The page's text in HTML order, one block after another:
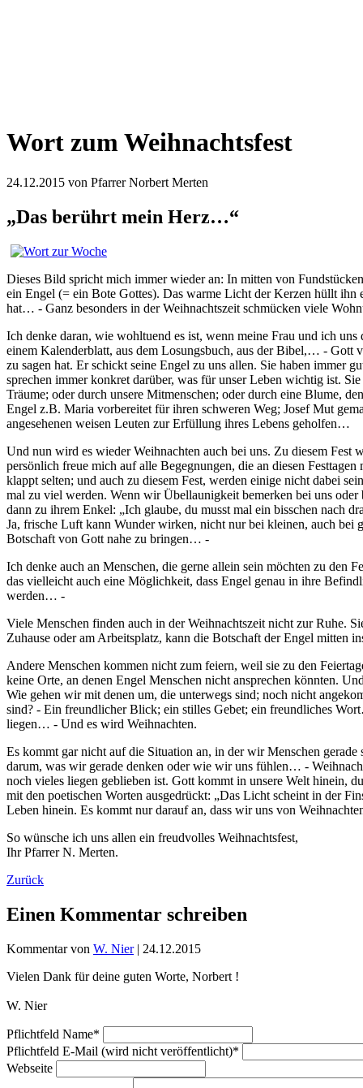
Wort zum Weihnachtsfest
24.12.2015 von Pfarrer Norbert Merten
„Das berührt mein Herz…“
Dieses Bild spricht mich immer wieder an: In mitten von
ein Engel (= ein Bote Gottes). Das warme Licht der Kerzen hüllt ihn
hat… - Ganz besonders in der Weihnachtszeit schmücken viele
Ich denke daran, wie wohltuend es ist, wenn meine Frau und ich
einem Kalenderblatt, aus dem Losungsbuch, aus der Bibel,… - Gott
zu sagen hat. Er schickt seine Engel zu uns allen. Sie haben immer
sprechen immer konkret darüber, was für unser Leben wichtig ist.
Träume; oder durch unsere Mitmenschen; oder durch eine Blume,
Engel z.B. Maria vorbereitet für ihren schweren Weg; Josef Mut
angesehenen weisen Leuten zur Erfüllung ihres Lebens geholfen…
Und nun wird es wieder Weihnachten auch bei uns. Zu diesem Fest
persönlich freue mich auf alle Begegnungen, die an diesen
klappt selten; und auch zu diesem Fest, werden einige nicht dabei
mal zu viel werden. Wenn wir Übellaunigkeit bemerken bei uns
dann zu ihrem Enkel: „Ich glaube, du musst mal ein bisschen nach
Ja, frische Luft kann Wunder wirken, nicht nur bei kleinen, auch bei
Botschaft von Gott nahe zu bringen… -
Ich denke auch an Menschen, die gerne allein sein möchten zu den
das vielleicht auch eine Möglichkeit, dass Engel genau in ihre
werden… -
Viele Menschen finden auch in der Weihnachtszeit nicht zur Ruhe.
Zuhause oder am Arbeitsplatz, kann die Botschaft der Engel mitten
Andere Menschen kommen nicht zum feiern, weil sie zu den
keine Orte, an denen Engel Menschen nicht ansprechen könnten.
Wie gehen wir mit denen um, die unterwegs sind; noch nicht
sind? - Ein freundlicher Blick; ein stilles Gebet; ein freundliches
liegen… - Und es wird Weihnachten.
Es kommt gar nicht auf die Situation an, in der wir Menschen
darum, was wir gerade denken oder wie wir uns fühlen… -
noch vieles liegen geblieben ist. Gott kommt in unsere Welt hinein,
mit den poetischen Worten ausgedrückt: „Das Licht scheint in der
Leben hinein. Es kommt nur darauf an, dass wir uns von
So wünsche ich uns allen ein freudvolles Weihnachtsfest,
Ihr Pfarrer N. Merten.
Zurück
Einen Kommentar schreiben
Kommentar von W. Nier| 24.12.2015
Vielen Dank für deine guten Worte, Norbert !
W. Nier
Pflichtfeld Name*
Pflichtfeld E-Mail (wird nicht veröffentlicht)*
Webseite